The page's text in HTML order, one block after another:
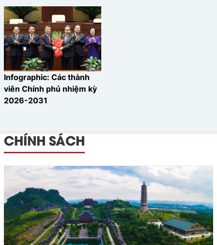
Infographic: Các thành
viên Chính phủ nhiệm kỳ
2026-2031
CHÍNH SÁCH